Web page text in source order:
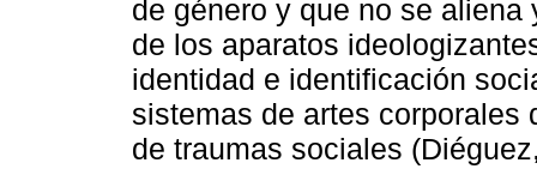
de género y que no se
de los aparatos
identidad e identificación
sistemas de artes corporales
de traumas sociales